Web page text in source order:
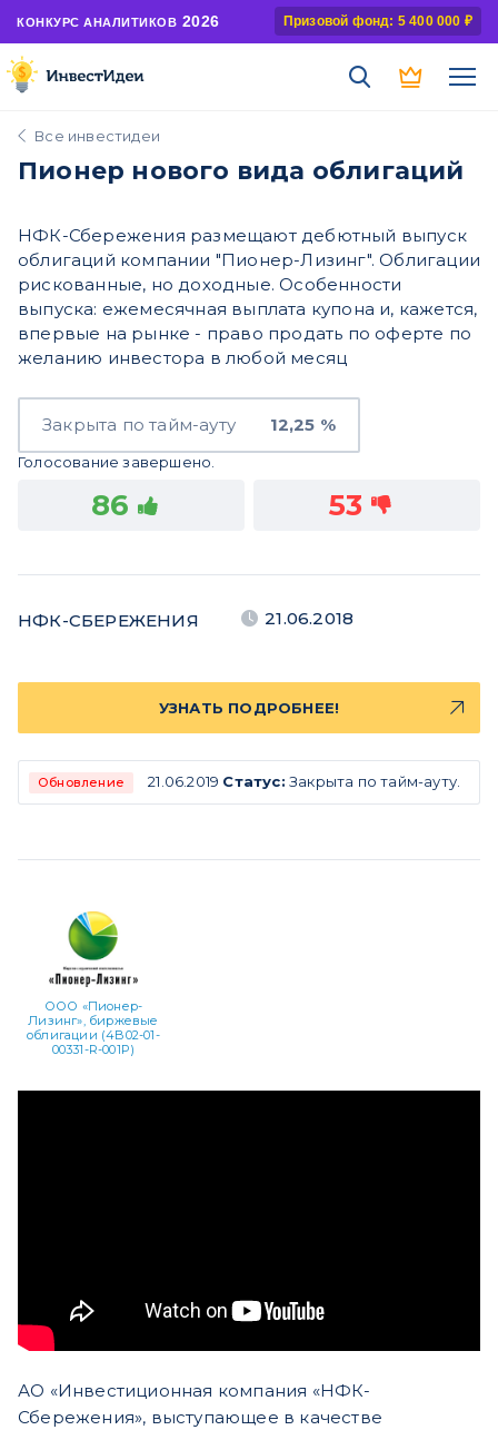
КОНКУРС АНАЛИТИКОВ 2026 Призовой фонд: 5 400 000 ₽
Все инвестидеи
Пионер нового вида облигаций
НФК-Сбережения размещают дебютный выпуск
облигаций компании "Пионер-Лизинг". Облигации
рискованные, но доходные. Особенности
выпуска: ежемесячная выплата купона и, кажется,
впервые на рынке - право продать по оферте по
желанию инвестора в любой месяц
Закрыта по тайм-ауту 12,25 %
Голосование завершено.
86 53
НФК-СБЕРЕЖЕНИЯ 21.06.2018
УЗНАТЬ ПОДРОБНЕЕ!
Обновление 21.06.2019 Статус: Закрыта по тайм-ауту.
ООО «Пионер-
Лизинг», биржевые
облигации (4B02-01-
00331-R-001P)
АО «Инвестиционная компания «НФК-
Сбережения», выступающее в качестве